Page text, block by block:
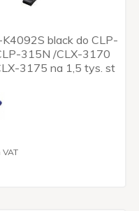
black do CLP-
315N /CLX-3170
3175 na 1,5 tys. st